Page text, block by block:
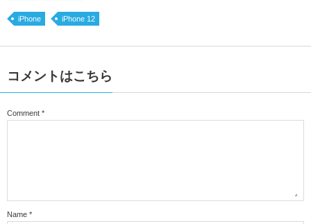
iPhone iPhone 12
コメントはこちら
Comment *
Name *